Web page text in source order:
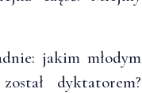
jakim młodym
dyktatorem?